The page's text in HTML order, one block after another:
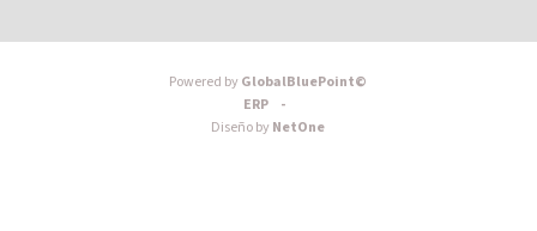
Powered byGlobalBluePoint©
ERP -
Diseño byNetOne